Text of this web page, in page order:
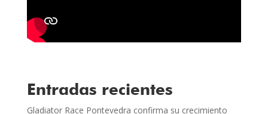
Entradas recientes
Gladiator Race Pontevedra confirma su crecimiento